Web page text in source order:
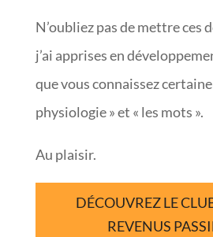
N’oubliez pas de mettre ces
j’ai apprises en
que vous connaissez
physiologie » et « les mots ».
Au plaisir.
DÉCOUVREZ LE
REVENUS